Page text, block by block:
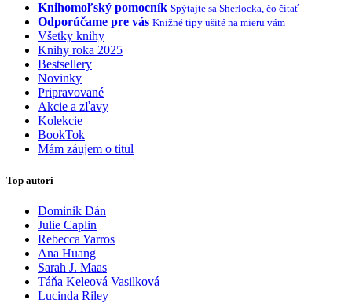
Knihomoľský pomocník Spýtajte sa Sherlocka, čo čítať
Odporúčame pre vás Knižné tipy ušité na mieru vám
Všetky knihy
Knihy roka 2025
Bestsellery
Novinky
Pripravované
Akcie a zľavy
Kolekcie
BookTok
Mám záujem o titul
Top autori
Dominik Dán
Julie Caplin
Rebecca Yarros
Ana Huang
Sarah J. Maas
Táňa Keleová Vasilková
Lucinda Riley